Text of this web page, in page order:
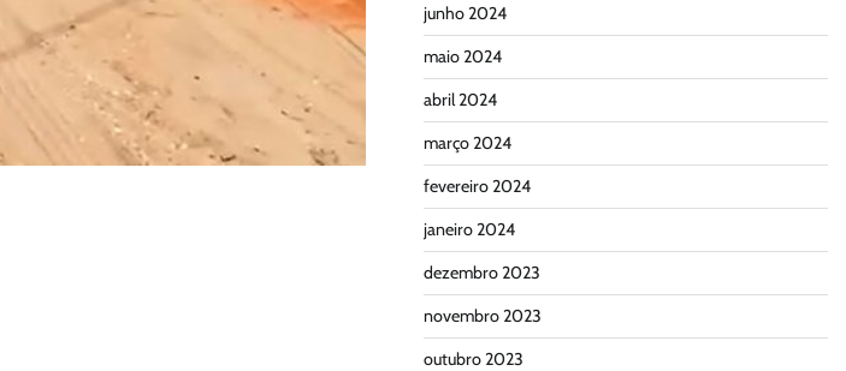
junho 2024
maio 2024
abril 2024
março 2024
fevereiro 2024
janeiro 2024
dezembro 2023
novembro 2023
outubro 2023